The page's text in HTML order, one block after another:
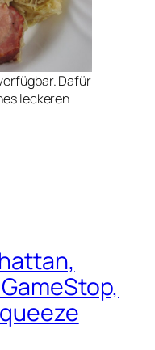
Dafür
leckeren